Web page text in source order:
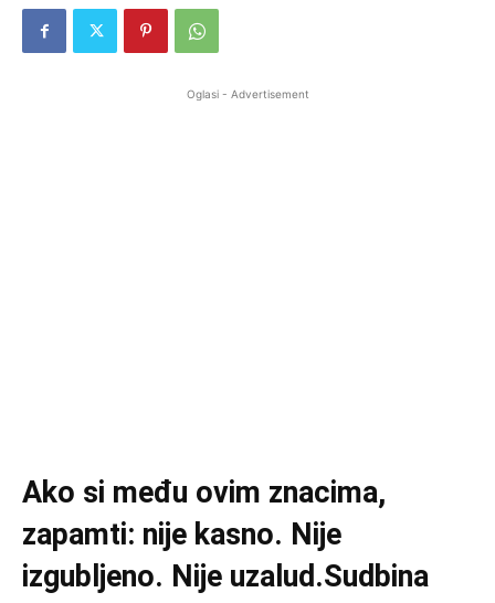
Oglasi - Advertisement
Ako si među ovim znacima,
zapamti: nije kasno. Nije
izgubljeno. Nije uzalud.Sudbina